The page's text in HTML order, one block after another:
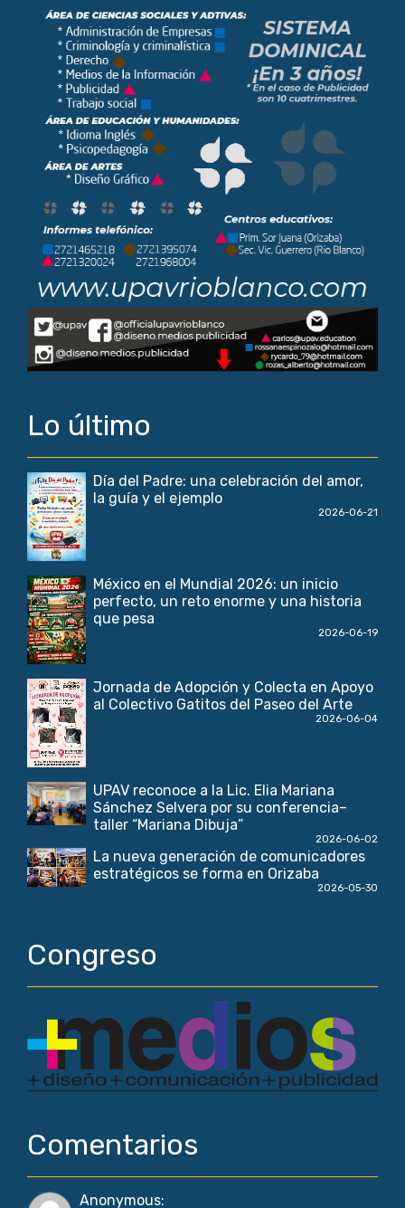
Lo último
Día del Padre: una celebración del amor,
la guía y el ejemplo
2026-06-21
México en el Mundial 2026: un inicio
perfecto, un reto enorme y una historia
que pesa
2026-06-19
Jornada de Adopción y Colecta en Apoyo
al Colectivo Gatitos del Paseo del Arte
2026-06-04
UPAV reconoce a la Lic. Elia Mariana
Sánchez Selvera por su conferencia–
taller “Mariana Dibuja”
2026-06-02
La nueva generación de comunicadores
estratégicos se forma en Orizaba
2026-05-30
Congreso
Comentarios
Anonymous: